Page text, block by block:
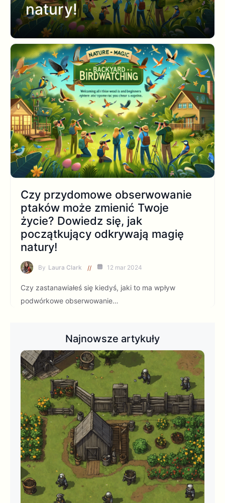
natury!
Czy przydomowe obserwowanie
ptaków może zmienić Twoje
życie? Dowiedz się, jak
początkujący odkrywają magię
natury!
By Laura Clark 12 mar 2024
Czy zastanawiałeś się kiedyś, jaki to ma wpływ
podwórkowe obserwowanie…
Najnowsze artykuły